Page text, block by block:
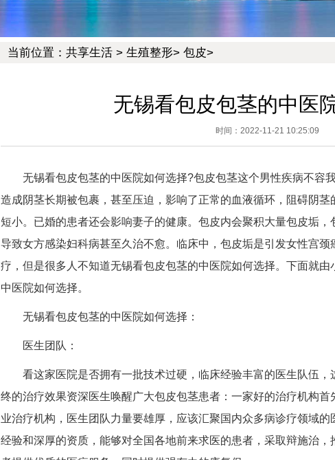
当前位置： 共享生活 > 生殖整形> 包皮>
无锡看包皮包茎的中医
时间：2022-11-21 10:25:09
无锡看包皮包茎的中医院如何选择?包皮包茎这个男性疾病不容
造成阴茎长期被包裹，甚至压迫，影响了正常的血液循环，阻碍阴
短小。已婚的患者还会影响妻子的健康。包皮内会聚积大量包皮垢
导致女方感染妇科病甚至久治不愈。临床中，包皮垢是引发女性宫
疗，但是很多人不知道无锡看包皮包茎的中医院如何选择。下面就
中医院如何选择。
无锡看包皮包茎的中医院如何选择：
医生团队：
看这家医院是否拥有一批技术过硬，临床经验丰富的医生队伍
终的治疗效果资深医生唤醒广大包皮包茎患者：一家好的治疗机构
业治疗机构，医生团队力量要雄厚，应该汇聚国内众多病诊疗领域
经验和深厚的资质，能够对全国各地前来求医的患者，采取辩施治